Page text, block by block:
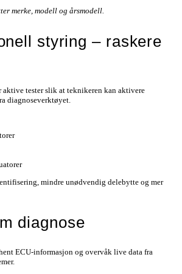
merke, modell og årsmodell.
styring – raskere
tester slik at teknikeren kan aktivere
diagnoseverktøyet.
mindre unødvendig delebytte og mer
diagnose
ECU-informasjon og overvåk live data fra